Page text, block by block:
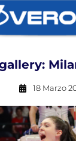
18 Marzo